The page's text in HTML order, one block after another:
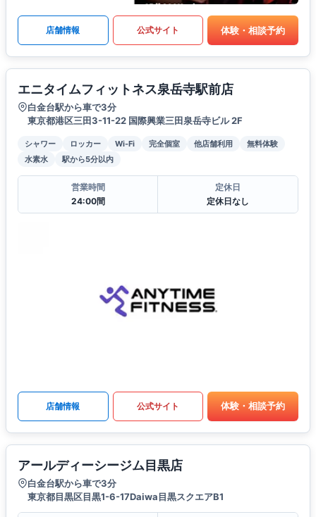
店舗情報 公式サイト 体験・相談予約
エニタイムフィットネス泉岳寺駅前店
白金台駅から車で3分
東京都港区三田3-11-22 国際興業三田泉岳寺ビル 2F
シャワー ロッカー Wi-Fi 完全個室 他店舗利用
無料体験
水素水
駅から5分以内
営業時間
24:00間
定休日
定休日なし
店舗情報 公式サイト 体験・相談予約
アールディーシージム目黒店
白金台駅から車で3分
東京都目黒区目黒1-6-17Daiwa目黒スクエアB1